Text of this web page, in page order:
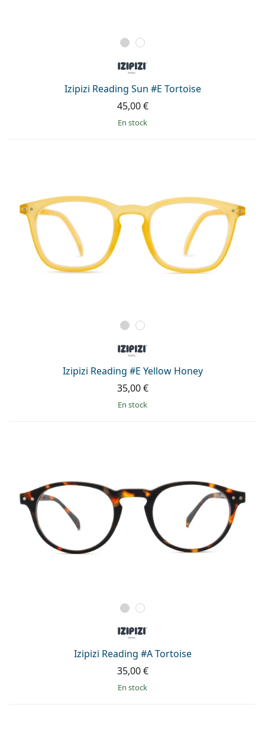
Izipizi Reading Sun #E Tortoise
45,00 €
en stock
Izipizi Reading #E Yellow Honey
35,00 €
en stock
Izipizi Reading #A Tortoise
35,00 €
en stock